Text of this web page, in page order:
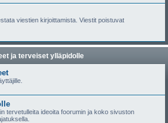
viestien kirjoittamista. Viestit poistuvat
ja terveiset ylläpidolle
tervetulleita ideoita foorumin ja koko sivuston